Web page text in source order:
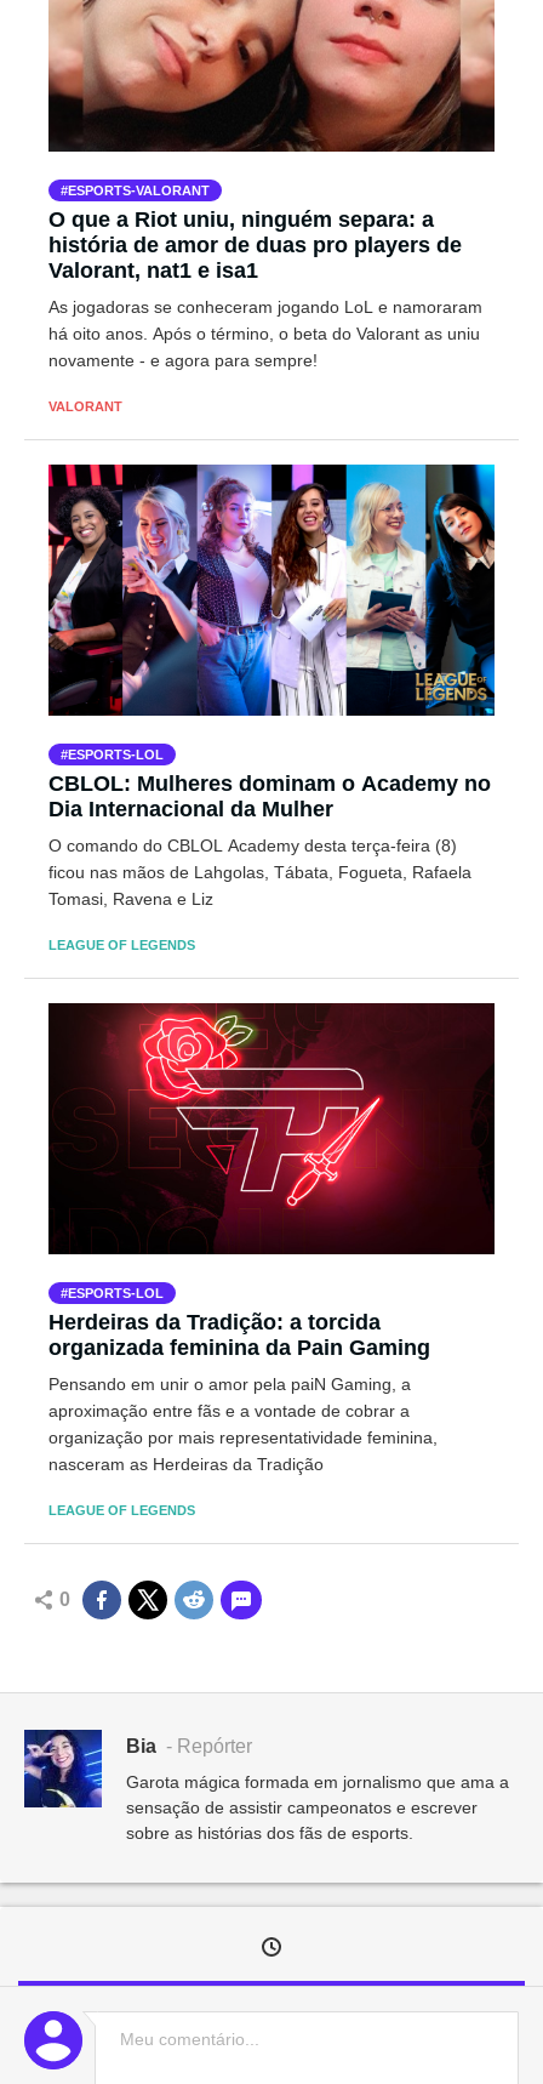
ESPORTS-VALORANT
O que a Riot uniu, ninguém separa: a
história de amor de duas pro players de
Valorant, nat1 e isa1
As jogadoras se conheceram jogando LoL e namoraram
há oito anos. Após o término, o beta do Valorant as uniu
novamente - e agora para sempre!
VALORANT
ESPORTS-LOL
CBLOL: Mulheres dominam o Academy no
Dia Internacional da Mulher
O comando do CBLOL Academy desta terça-feira (8)
ficou nas mãos de Lahgolas, Tábata, Fogueta, Rafaela
Tomasi, Ravena e Liz
LEAGUE OF LEGENDS
ESPORTS-LOL
Herdeiras da Tradição: a torcida
organizada feminina da Pain Gaming
Pensando em unir o amor pela paiN Gaming, a
aproximação entre fãs e a vontade de cobrar a
organização por mais representatividade feminina,
nasceram as Herdeiras da Tradição
LEAGUE OF LEGENDS
0
Bia - Repórter
Garota mágica formada em jornalismo que ama a
sensação de assistir campeonatos e escrever
sobre as histórias dos fãs de esports.